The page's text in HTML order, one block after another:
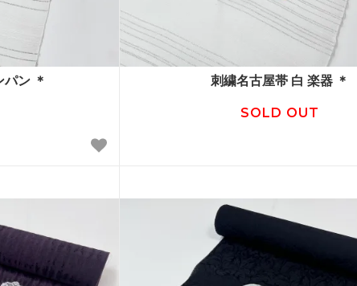
ン ＊ 刺繍名古屋帯 白 楽器 ＊
SOLD OUT